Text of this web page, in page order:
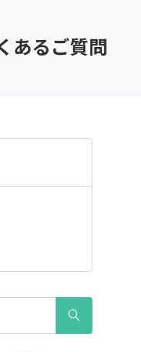
るご質問